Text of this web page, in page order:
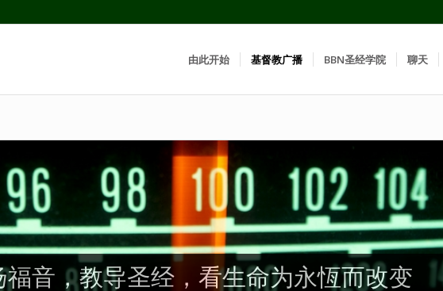
由此开始 基督教广播 BBN圣经学院 聊天
音，教导圣经，看生命为永恆而改变
音，教导圣经，看生命为永恆而改变
音，教导圣经，看生命为永恆而改变